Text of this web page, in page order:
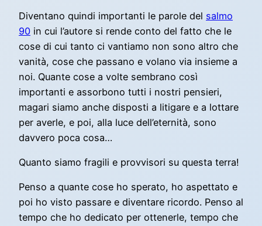
Diventano quindi importanti le parole del salmo
90 in cui l’autore si rende conto del fatto che le
cose di cui tanto ci vantiamo non sono altro che
vanità, cose che passano e volano via insieme a
noi. Quante cose a volte sembrano così
importanti e assorbono tutti i nostri pensieri,
magari siamo anche disposti a litigare e a lottare
per averle, e poi, alla luce dell’eternità, sono
davvero poca cosa…
Quanto siamo fragili e provvisori su questa terra!
Penso a quante cose ho sperato, ho aspettato e
poi ho visto passare e diventare ricordo. Penso al
tempo che ho dedicato per ottenerle, tempo che